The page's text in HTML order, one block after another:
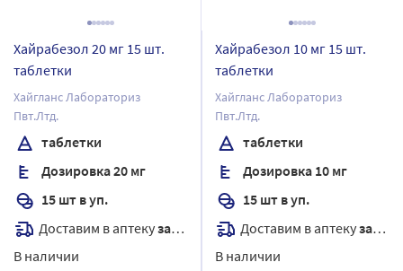
Хайрабезол 20 мг 15 шт.
таблетки
Хайгланс Лабораториз
Пвт.Лтд.
таблетки
Дозировка 20 мг
15 шт в уп.
Доставим в аптекузавтра
В наличии
Хайрабезол 10 мг 15 шт.
таблетки
Хайгланс Лабораториз
Пвт.Лтд.
таблетки
Дозировка 10 мг
15 шт в уп.
Доставим в аптекузавтра
В наличии